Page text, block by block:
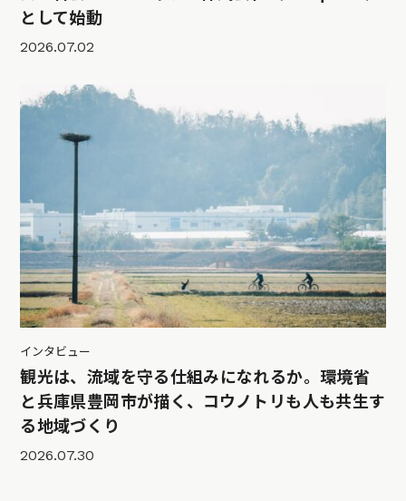
として始動
2026.07.02
インタビュー
観光は、流域を守る仕組みになれるか。環境省
と兵庫県豊岡市が描く、コウノトリも人も共生す
る地域づくり
2026.07.30